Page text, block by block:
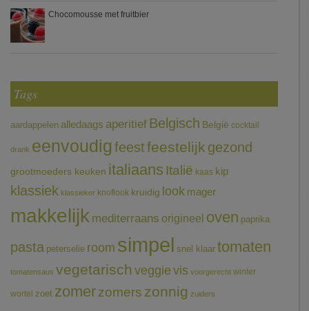
Chocomousse met fruitbier
Tags
aardappelen alledaags aperitief Belgisch België cocktail
drank eenvoudigfeestfeestelijk gezond
grootmoeders keuken italiaans Italië kaas kip
klassiek klassieker knoflook kruidig look mager
makkelijk mediterraans origineel oven paprika
pasta peterselie room simpel snel klaar tomaten
tomatensaus vegetarischveggie vis voorgerecht winter
wortel zoet zomerzomers zonnig zuiders